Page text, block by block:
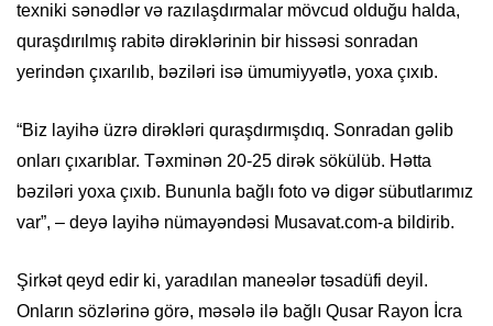
texniki sənədlər və razılaşdırmalar mövcud olduğu halda,
quraşdırılmış rabitə dirəklərinin bir hissəsi sonradan
yerindən çıxarılıb, bəziləri isə ümumiyyətlə, yoxa çıxıb.
“Biz layihə üzrə dirəkləri quraşdırmışdıq. Sonradan gəlib
onları çıxarıblar. Təxminən 20-25 dirək sökülüb. Hətta
bəziləri yoxa çıxıb. Bununla bağlı foto və digər sübutlarımız
var”, – deyə layihə nümayəndəsi Musavat.com-a bildirib.
Şirkət qeyd edir ki, yaradılan maneələr təsadüfi deyil.
Onların sözlərinə görə, məsələ ilə bağlı Qusar Rayon İcra